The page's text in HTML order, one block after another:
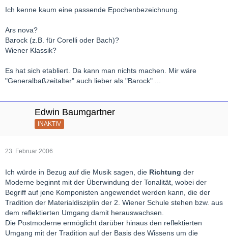
Ich kenne kaum eine passende Epochenbezeichnung.
Ars nova?
Barock (z.B. für Corelli oder Bach)?
Wiener Klassik?
Es hat sich etabliert. Da kann man nichts machen. Mir wäre
"Generalbaßzeitalter" auch lieber als "Barock" ...
Edwin Baumgartner
INAKTIV
23. Februar 2006
Ich würde in Bezug auf die Musik sagen, die Richtung der
Moderne beginnt mit der Überwindung der Tonalität, wobei der
Begriff auf jene Komponisten angewendet werden kann, die der
Tradition der Materialdisziplin der 2. Wiener Schule stehen bzw. aus
dem reflektierten Umgang damit herauswachsen.
Die Postmoderne ermöglicht darüber hinaus den reflektierten
Umgang mit der Tradition auf der Basis des Wissens um die